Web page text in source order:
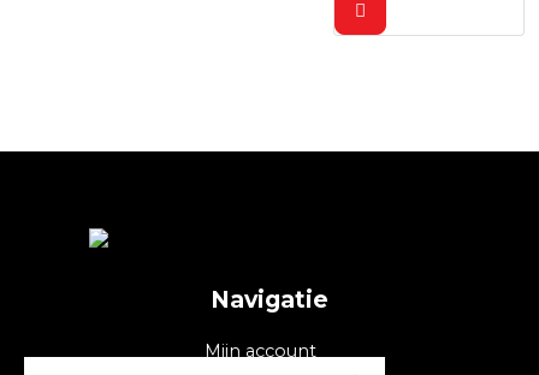
Navigatie
Mijn account